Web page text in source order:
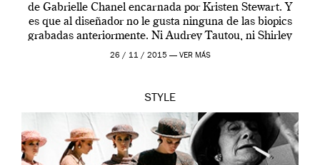
de Gabrielle Chanel encarnada por Kristen Stewart. Y
es que al diseñador no le gusta ninguna de las biopics
grabadas anteriormente. Ni Audrey Tautou, ni Shirley
McLaine ni ninguna otra. A él […]
26 / 11 / 2015 — VER MÁS
STYLE